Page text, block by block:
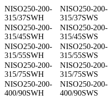
NISO250-200-
315/37SWH
NISO250-200-
315/37SWS
NISO250-200-
315/45SWH
NISO250-200-
315/45SWS
NISO250-200-
315/55SWH
NISO250-200-
315/55SWS
NISO250-200-
315/75SWH
NISO250-200-
315/75SWS
NISO250-200-
400/90SWH
NISO250-200-
400/90SWS